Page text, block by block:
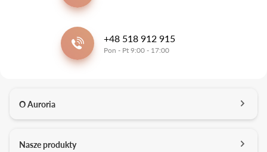
+48 518 912 915
Pon - Pt 9:00 - 17:00
O Auroria
Nasze produkty